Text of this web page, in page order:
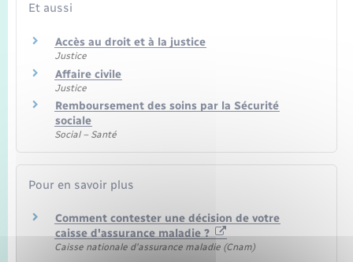
Voirie et espace public
Et aussi
Accès au droit et à la justice
Justice
Affaire civile
Justice
Remboursement des soins par la Sécurité
sociale
Social – Santé
Pour en savoir plus
Comment contester une décision de votre
caisse d'assurance maladie ?
Caisse nationale d'assurance maladie (Cnam)